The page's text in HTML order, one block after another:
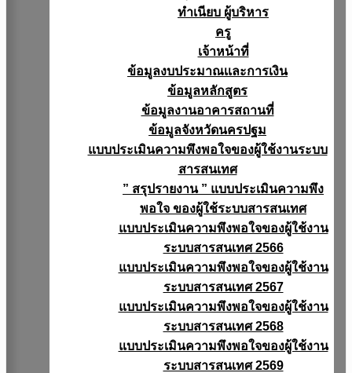
ทำเนียบ ผู้บริหาร
ครู
เจ้าหน้าที่
ข้อมูลงบประมาณเเละการเงิน
ข้อมูลหลักสูตร
ข้อมูลงานอาคารสถานที่
ข้อมูลจังหวัดนครปฐม
แบบประเมินความพึงพอใจของผู้ใช้งานระบบ
สารสนเทศ
” สรุปรายงาน ” แบบประเมินความพึง
พอใจ ของผู้ใช้ระบบสารสนเทศ
แบบประเมินความพึงพอใจของผู้ใช้งาน
ระบบสารสนเทศ 2566
แบบประเมินความพึงพอใจของผู้ใช้งาน
ระบบสารสนเทศ 2567
แบบประเมินความพึงพอใจของผู้ใช้งาน
ระบบสารสนเทศ 2568
แบบประเมินความพึงพอใจของผู้ใช้งาน
ระบบสารสนเทศ 2569